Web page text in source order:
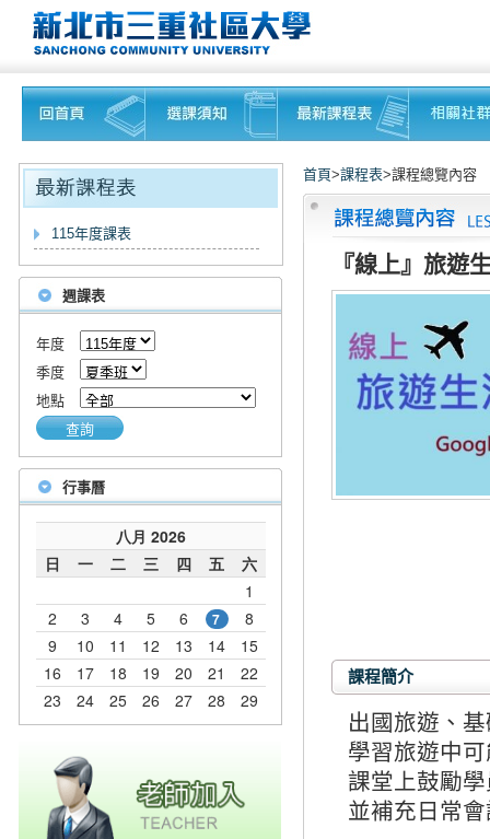
115年度課表
週課表
年度
季度
地點
查詢
行事曆
首頁>課程表>課程總覽內容
『線上』旅遊
課程簡介
出國旅遊、
學習旅遊中
課堂上鼓勵
並補充日常